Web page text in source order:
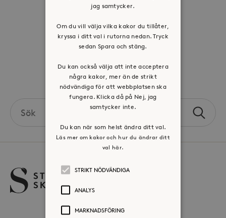
Jobba hos oss
Press & mediakontakt
Volontär hos Stora Sköndal
the
Sök
jag samtycker.
Om du vill välja vilka kakor du tillåter,
kryssa i ditt val i rutorna nedan. Tryck
sedan Spara och stäng.
Du kan också välja att inte acceptera
några kakor, mer än de strikt
nödvändiga för att webbplatsen ska
fungera. Klicka då på Nej, jag
samtycker inte.
Du kan när som helst ändra ditt val.
Läs mer om kakor och hur du ändrar ditt
val här.
STRIKT NÖDVÄNDIGA
ANALYS
MARKNADSFÖRING